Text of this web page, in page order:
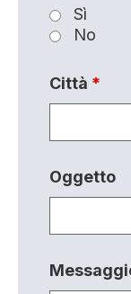
Sì
No
Città *
Oggetto